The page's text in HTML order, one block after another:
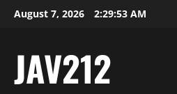
SkipAugust 7, 2026 2:29:54 AM
JAV212